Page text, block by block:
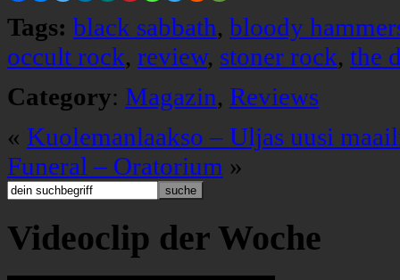
Tags: black sabbath, bloody
occult rock, review, stoner rock, the
Category: Magazin, Reviews
« Kuolemanlaakso – Uljas uusi
Funeral – Oratorium »
Videoclip der Woche